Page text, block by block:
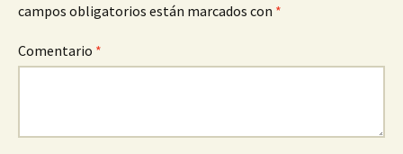
campos obligatorios están marcados con *
Comentario *